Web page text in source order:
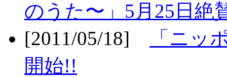
のうた〜」5月25日絶
[2011/05/18]
「ニッ
開始!!